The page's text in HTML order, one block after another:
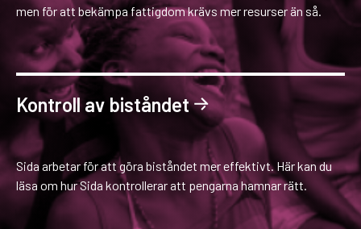
men för att bekämpa fattigdom krävs mer resurser än så.
Kontroll av biståndet
Sida arbetar för att göra biståndet mer effektivt. Här kan du
läsa om hur Sida kontrollerar att pengarna hamnar rätt.